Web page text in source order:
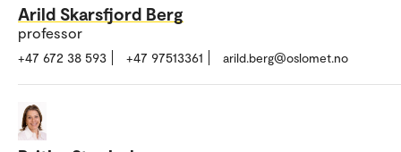
Arild Skarsfjord Berg
professor
+47 672 38 593 +47 97513361 arild.berg@oslomet.no